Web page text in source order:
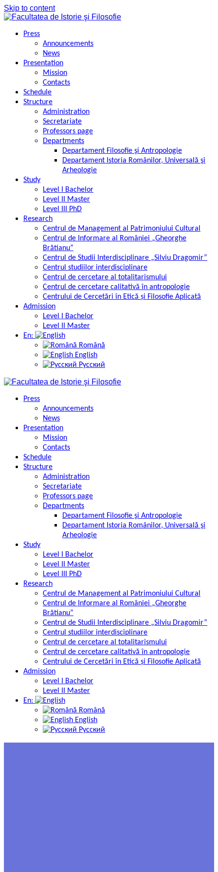
Skip to content
Press
Announcements
News
Presentation
Mission
Contacts
Schedule
Structure
Administration
Secretariate
Professors page
Departments
Departament Filosofie şi Antropologie
Departament Istoria Românilor, Universală şi
Arheologie
Study
Level I Bachelor
Level II Master
Level III PhD
Research
Centrul de Management al Patrimoniului Cultural
Centrul de Informare al României „Gheorghe
Brătianu”
Centrul de Studii Interdisciplinare „Silviu Dragomir”
Centrul studiilor interdisciplinare
Centrul de cercetare al totalitarismului
Centrul de cercetare calitativă în antropologie
Centrului de Cercetări în Etică și Filosofie Aplicată
Admission
Level I Bachelor
Level II Master
En:
Română
English
Русский
Press
Announcements
News
Presentation
Mission
Contacts
Schedule
Structure
Administration
Secretariate
Professors page
Departments
Departament Filosofie şi Antropologie
Departament Istoria Românilor, Universală şi
Arheologie
Study
Level I Bachelor
Level II Master
Level III PhD
Research
Centrul de Management al Patrimoniului Cultural
Centrul de Informare al României „Gheorghe
Brătianu”
Centrul de Studii Interdisciplinare „Silviu Dragomir”
Centrul studiilor interdisciplinare
Centrul de cercetare al totalitarismului
Centrul de cercetare calitativă în antropologie
Centrului de Cercetări în Etică și Filosofie Aplicată
Admission
Level I Bachelor
Level II Master
En:
Română
English
Русский